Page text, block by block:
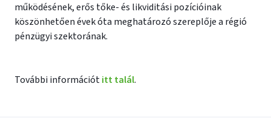
működésének, erős tőke- és likviditási pozícióinak
köszönhetően évek óta meghatározó szereplője a régió
pénzügyi szektorának.
További információtitt talál.